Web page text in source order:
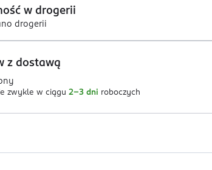
w drogerii
drogerii
z dostawą
zwykle w ciągu 2-3 dni roboczych